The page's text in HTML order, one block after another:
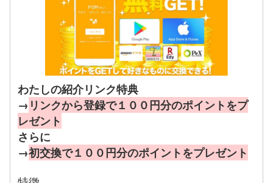
わたしの紹介リンク特典
→ リンクから登録で１００円分のポイントをプ
レゼント
さらに
→初交換で１００円分のポイントをプレゼント